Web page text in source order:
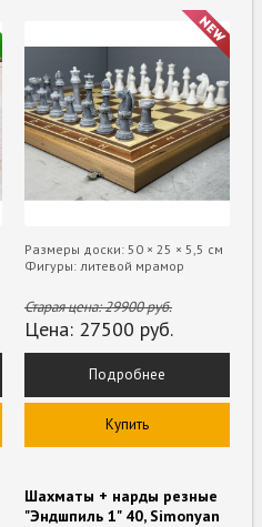
Размеры доски: 50 × 25 × 5,5 см
Фигуры: литевой мрамор
Старая цена:29900руб.
Цена: 27500 руб.
Подробнее
Купить
Шахматы + нарды резные
"Эндшпиль 1" 40, Simonyan